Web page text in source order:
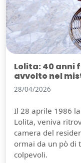
Lolita: 40 anni
avvolto nel
28/04/2026
Il 28 aprile 1986
Lolita, veniva
camera del
ormai da un pò di
colpevoli.